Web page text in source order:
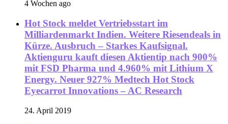
4 Wochen ago
Hot Stock meldet Vertriebsstart im
Milliardenmarkt Indien. Weitere Riesendeals in
Kürze. Ausbruch – Starkes Kaufsignal.
Aktienguru kauft diesen Aktientip nach 900%
mit FSD Pharma und 4.960% mit Lithium X
Energy. Neuer 927% Medtech Hot Stock
Eyecarrot Innovations – AC Research
24. April 2019